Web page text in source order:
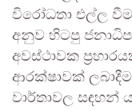
විරෝධතා එල්ල
අනුව හිටපු
අවස්ථාවක
ආරක්ෂාවක්
වාර්තාවල සඳහන්